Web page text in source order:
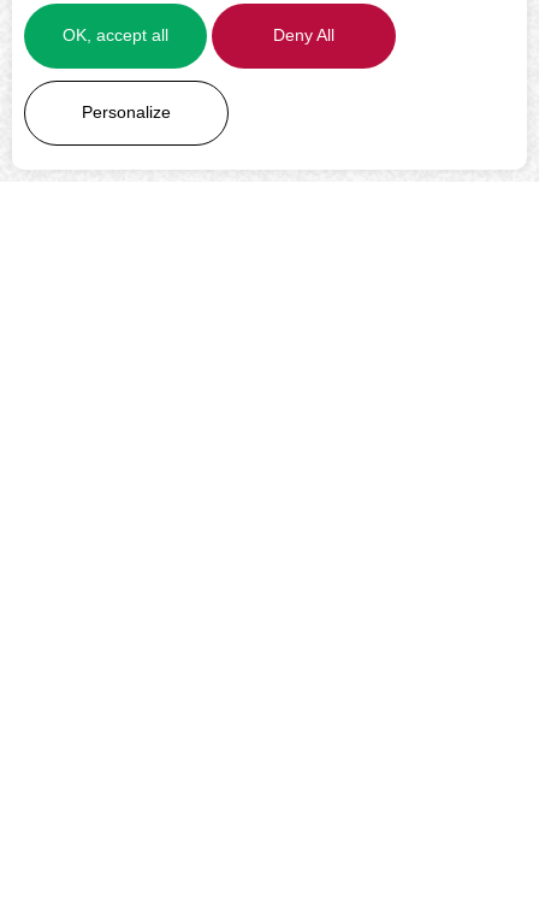
OK, accept all Deny All
Personalize